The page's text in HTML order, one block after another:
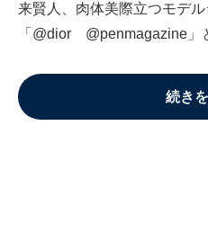
来賢人、肉体美際立つモデ
「@dior @penmagazine」
続き